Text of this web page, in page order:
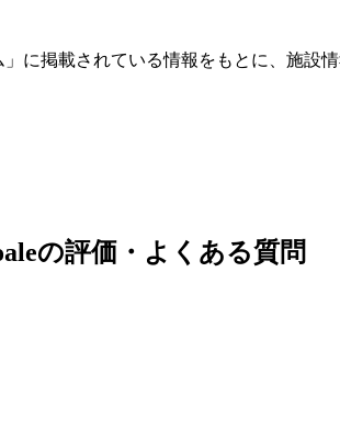
」に掲載されている情報をもとに、施
の評価・よくある質問